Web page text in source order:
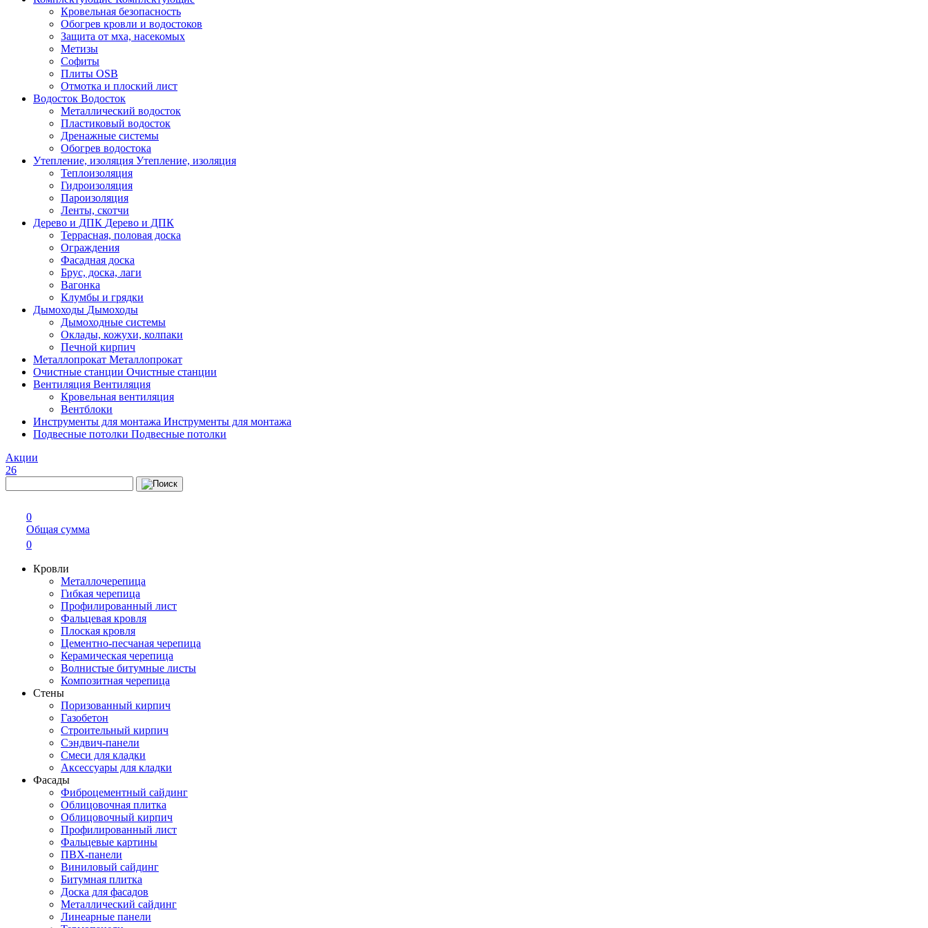
Кровельная безопасность
Обогрев кровли и водостоков
Защита от мха, насекомых
Метизы
Софиты
Плиты OSB
Отмотка и плоский лист
Водосток Водосток
Металлический водосток
Пластиковый водосток
Дренажные системы
Обогрев водостока
Утепление, изоляция Утепление, изоляция
Теплоизоляция
Гидроизоляция
Пароизоляция
Ленты, скотчи
Дерево и ДПК Дерево и ДПК
Террасная, половая доска
Ограждения
Фасадная доска
Брус, доска, лаги
Вагонка
Клумбы и грядки
Дымоходы Дымоходы
Дымоходные системы
Оклады, кожухи, колпаки
Печной кирпич
Металлопрокат Металлопрокат
Очистные станции Очистные станции
Вентиляция Вентиляция
Кровельная вентиляция
Вентблоки
Инструменты для монтажа Инструменты для монтажа
Подвесные потолки Подвесные потолки
Акции
26
0
Общая сумма
0
Кровли
Металлочерепица
Гибкая черепица
Профилированный лист
Фальцевая кровля
Плоская кровля
Цементно-песчаная черепица
Керамическая черепица
Волнистые битумные листы
Композитная черепица
Стены
Поризованный кирпич
Газобетон
Строительный кирпич
Сэндвич-панели
Смеси для кладки
Аксессуары для кладки
Фасады
Фиброцементный сайдинг
Облицовочная плитка
Облицовочный кирпич
Профилированный лист
Фальцевые картины
ПВХ-панели
Виниловый сайдинг
Битумная плитка
Доска для фасадов
Металлический сайдинг
Линеарные панели